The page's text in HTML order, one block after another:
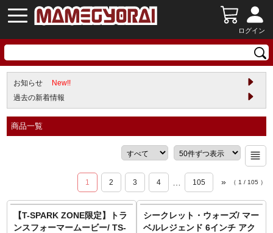
ログイン
お知らせ
New!!
過去の新着情報
商品一覧
1 2 3 4 … 105 » （ 1 / 105 ）
【T-SPARK ZONE限定】トラ
ンスフォーマームービー/ TS-
シークレット・ウォーズ/ マー
ベルレジェンド 6インチ アク